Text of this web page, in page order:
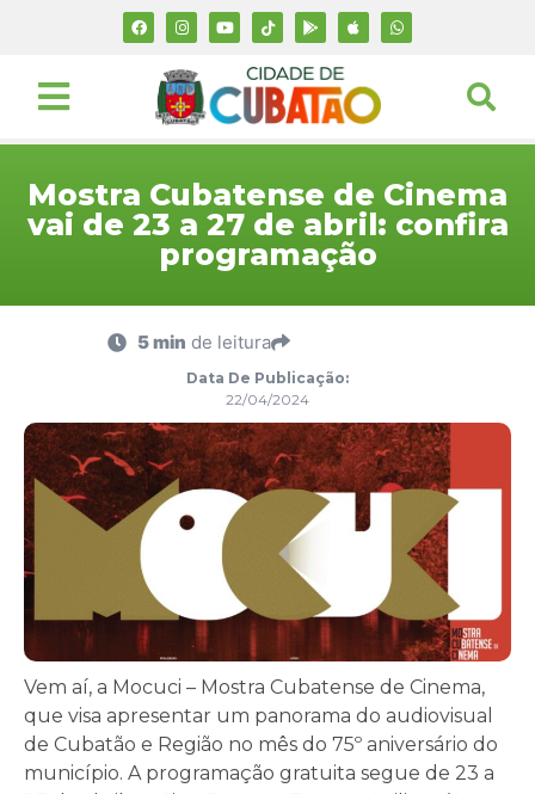
Mostra Cubatense de Cinema
vai de 23 a 27 de abril: confira
programação
5 min de leitura
Data De Publicação:
22/04/2024
Vem aí, a Mocuci – Mostra Cubatense de Cinema,
que visa apresentar um panorama do audiovisual
de Cubatão e Região no mês do 75º aniversário do
município. A programação gratuita segue de 23 a